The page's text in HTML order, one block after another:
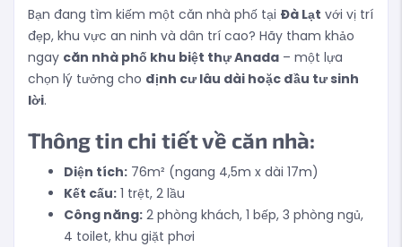
Bạn đang tìm kiếm một căn nhà phố tại Đà Lạt với vị trí
đẹp, khu vực an ninh và dân trí cao? Hãy tham khảo
ngay căn nhà phố khu biệt thự Anada – một lựa
chọn lý tưởng cho định cư lâu dài hoặc đầu tư sinh
lời.
Thông tin chi tiết về căn nhà:
Diện tích: 76m² (ngang 4,5m x dài 17m)
Kết cấu: 1 trệt, 2 lầu
Công năng: 2 phòng khách, 1 bếp, 3 phòng ngủ,
4 toilet, khu giặt phơi